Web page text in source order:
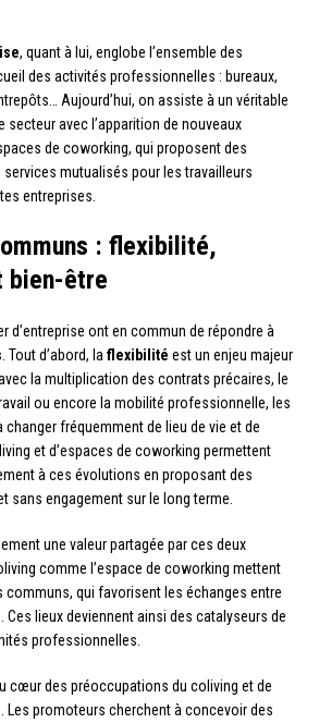
, quant à lui, englobe l’ensemble des
des activités professionnelles : bureaux,
Aujourd’hui, on assiste à un véritable
secteur avec l’apparition de nouveaux
de coworking, qui proposent des
services mutualisés pour les travailleurs
entreprises.
: flexibilité,
bien-être
d’entreprise ont en commun de répondre à
. Tout d’abord, la flexibilité est un enjeu majeur
la multiplication des contrats précaires, le
ou encore la mobilité professionnelle, les
fréquemment de lieu de vie et de
et d’espaces de coworking permettent
à ces évolutions en proposant des
sans engagement sur le long terme.
une valeur partagée par ces deux
comme l’espace de coworking mettent
communs, qui favorisent les échanges entre
Ces lieux deviennent ainsi des catalyseurs de
professionnelles.
cœur des préoccupations du coliving et de
Les promoteurs cherchent à concevoir des